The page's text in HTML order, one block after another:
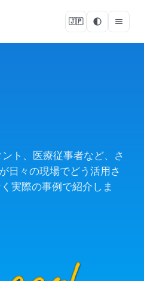
🇯🇵
ト、医療従事者など、さ
日々の現場でどう活用さ
実際の事例で紹介しま